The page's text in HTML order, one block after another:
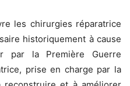
les chirurgies réparatrice
historiquement à cause
par la Première Guerre
prise en charge par la